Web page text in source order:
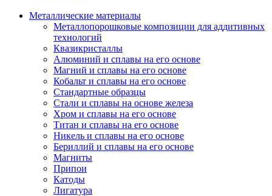
Металлические материалы
Металлопорошковые композиции для аддитивных
технологий
Квазикристаллы
Алюминий и сплавы на его основе
Магний и сплавы на его основе
Кобальт и сплавы на его основе
Стандартные образцы
Стали и сплавы на основе железа
Хром и сплавы на его основе
Титан и сплавы на его основе
Никель и сплавы на его основе
Бериллий и сплавы на его основе
Магниты
Припои
Катоды
Лигатура